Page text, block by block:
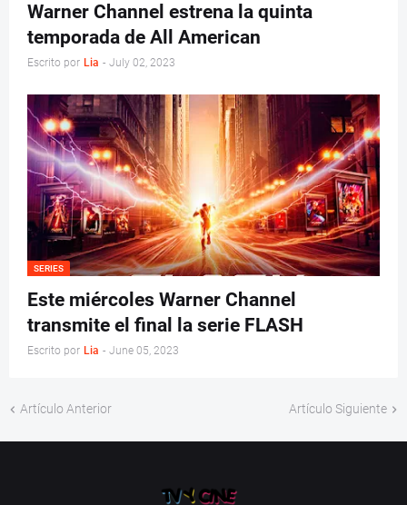
Warner Channel estrena la quinta
temporada de All American
Escrito por Lia - July 02, 2023
SERIES
Este miércoles Warner Channel
transmite el final la serie FLASH
Escrito por Lia - June 05, 2023
Artículo Anterior Artículo Siguiente